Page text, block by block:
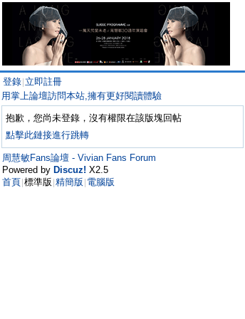
登錄 立即註冊
用掌上論壇訪問本站,擁有更好閱讀體驗
抱歉，您尚未登錄，沒有權限在該版塊回帖
點擊此鏈接進行跳轉
周慧敏Fans論壇 - Vivian Fans Forum
Powered by Discuz! X2.5
首頁 標準版 精簡版 電腦版